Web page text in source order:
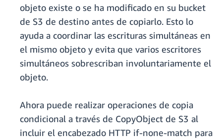
objeto existe o se ha modificado en su bucket
de S3 de destino antes de copiarlo. Esto lo
ayuda a coordinar las escrituras simultáneas en
el mismo objeto y evita que varios escritores
simultáneos sobrescriban involuntariamente el
objeto.
Ahora puede realizar operaciones de copia
condicional a través de CopyObject de S3 al
incluir el encabezado HTTP if-none-match para